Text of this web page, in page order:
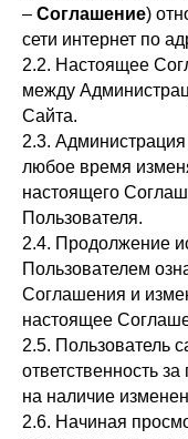
– Соглашение)
сети интернет по
2.2. Настоящее
между
Сайта.
2.3.
любое время
настоящего
Пользователя.
2.4. Продолжение
Пользователем
Соглашения и
настоящее
2.5. Пользователь
ответственность
на наличие
2.6. Начиная